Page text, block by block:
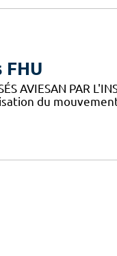
AVIESAN PAR
du